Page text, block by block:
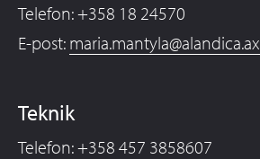
Telefon: +358 18 24570
E-post: maria.mantyla@alandica.ax
Teknik
Telefon: +358 457 3858607